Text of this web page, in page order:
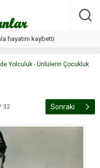
hayatını kaybetti
Yolculuk - Ünlülerin Çocukluk
32 Sonraki